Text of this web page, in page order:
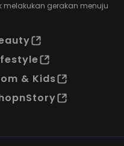
gerakan menuju
& Kids